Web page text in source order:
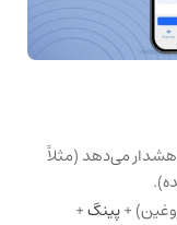
هشدار می‌دهد (مثلاً
+پینگ+